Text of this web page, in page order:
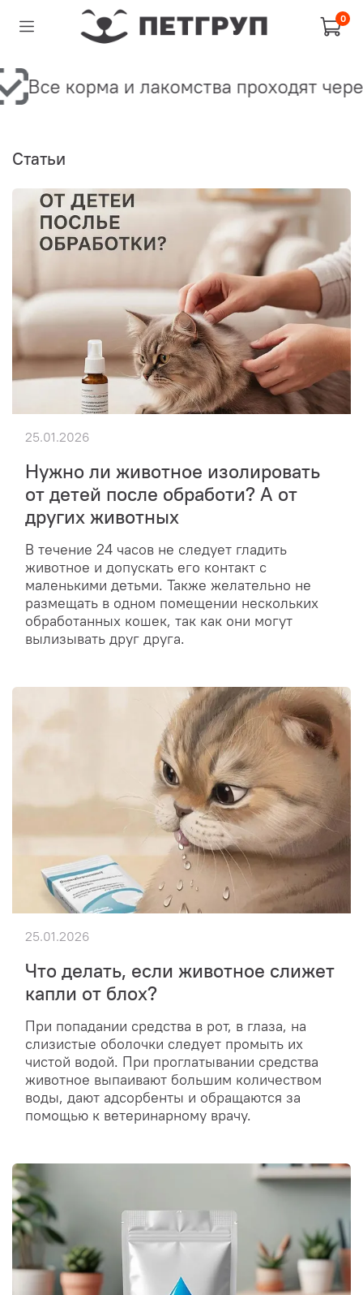
0
корма и лакомства проходят через
Статьи
Нужно ли животное изолировать
от детей после обработи? А от
других животных
В течение 24 часов не следует гладить
животное и допускать его контакт с
маленькими детьми. Также желательно не
размещать в одном помещении нескольких
обработанных кошек, так как они могут
вылизывать друг друга.
25.01.2026
Что делать, если животное слижет
капли от блох?
При попадании средства в рот, в глаза, на
слизистые оболочки следует промыть их
чистой водой. При проглатывании средства
животное выпаивают большим количеством
воды, дают адсорбенты и обращаются за
помощью к ветеринарному врачу.
25.01.2026